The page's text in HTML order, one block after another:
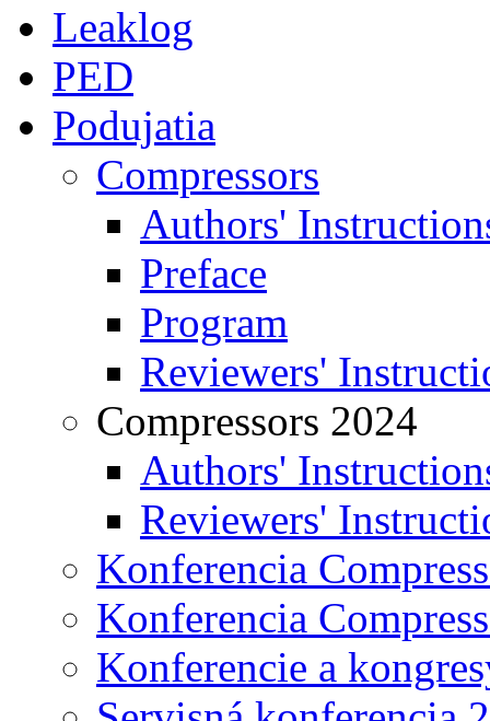
Leaklog
PED
Podujatia
Compressors
Authors'
Preface
Program
Reviewers'
Compressors 2024
Authors'
Reviewers'
Konferencia
Konferencia
Konferencie a